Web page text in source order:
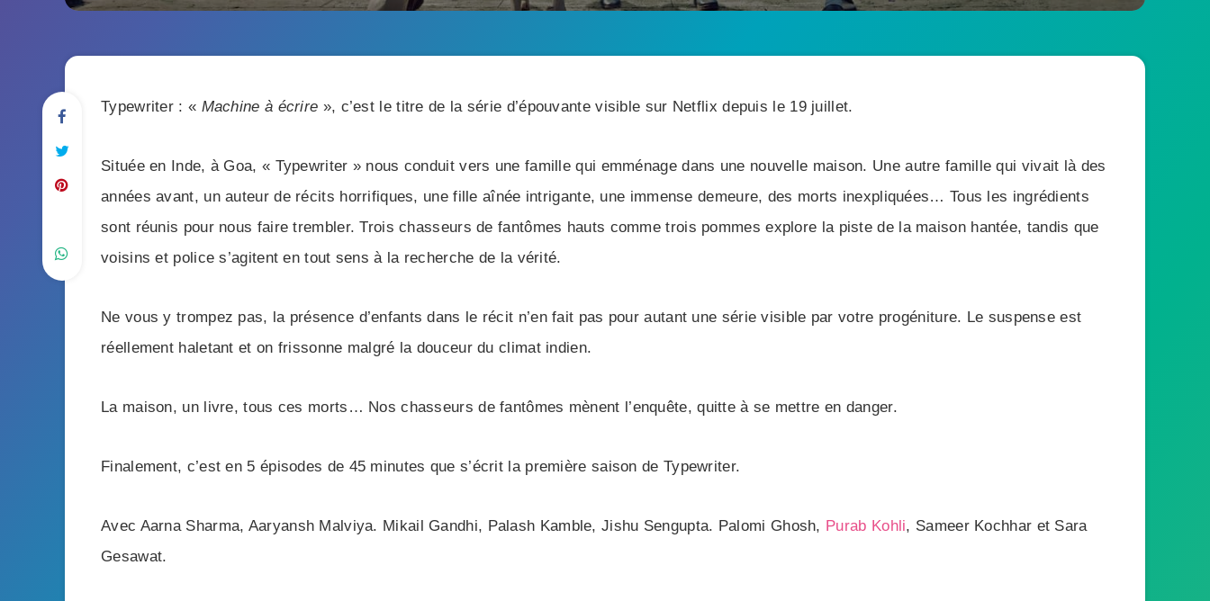
Typewriter : « Machine à écrire », c’est le titre de la série d’épouvante visible sur Netflix depuis le 19 juillet.
Située en Inde, à Goa, « Typewriter » nous conduit vers une famille qui emménage dans une nouvelle maison. Une autre famille qui vivait là des
années avant, un auteur de récits horrifiques, une fille aînée intrigante, une immense demeure, des morts inexpliquées… Tous les ingrédients
sont réunis pour nous faire trembler. Trois chasseurs de fantômes hauts comme trois pommes explore la piste de la maison hantée, tandis que
voisins et police s’agitent en tout sens à la recherche de la vérité.
Ne vous y trompez pas, la présence d’enfants dans le récit n’en fait pas pour autant une série visible par votre progéniture. Le suspense est
réellement haletant et on frissonne malgré la douceur du climat indien.
La maison, un livre, tous ces morts… Nos chasseurs de fantômes mènent l’enquête, quitte à se mettre en danger.
Finalement, c’est en 5 épisodes de 45 minutes que s’écrit la première saison de Typewriter.
Avec Aarna Sharma, Aaryansh Malviya. Mikail Gandhi, Palash Kamble, Jishu Sengupta. Palomi Ghosh, Purab Kohli, Sameer Kochhar et Sara
Gesawat.